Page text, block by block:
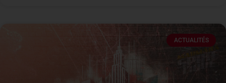
ACTUALITÉS